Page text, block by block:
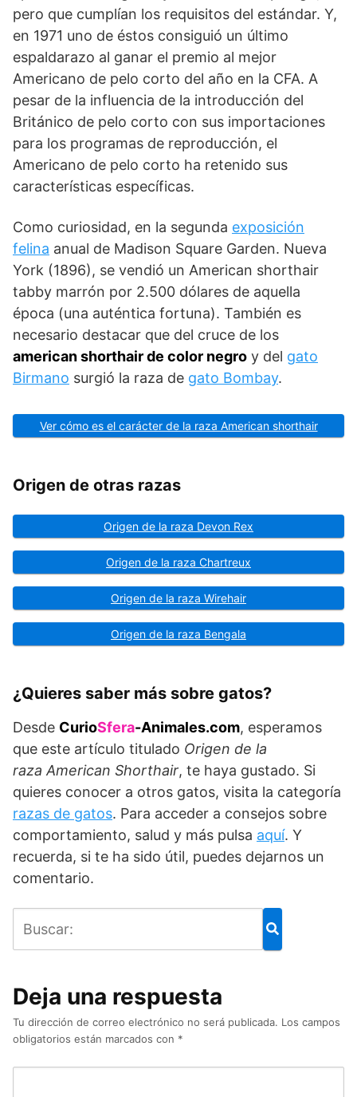
pero que cumplían los requisitos del estándar. Y,
en 1971 uno de éstos consiguió un último
espaldarazo al ganar el premio al mejor
Americano de pelo corto del año en la CFA. A
pesar de la influencia de la introducción del
Británico de pelo corto con sus importaciones
para los programas de reproducción, el
Americano de pelo corto ha retenido sus
características específicas.
Como curiosidad, en la segunda exposición
felina anual de Madison Square Garden. Nueva
York (1896), se vendió un American shorthair
tabby marrón por 2.500 dólares de aquella
época (una auténtica fortuna). También es
necesario destacar que del cruce de los
american shorthair de color negro y del gato
Birmano surgió la raza de gato Bombay.
Ver cómo es el carácter de la raza American shorthair
Origen de otras razas
Origen de la raza Devon Rex
Origen de la raza Chartreux
Origen de la raza Wirehair
Origen de la raza Bengala
¿Quieres saber más sobre gatos?
Desde CurioSfera-Animales.com, esperamos
que este artículo titulado Origen de la
raza American Shorthair, te haya gustado. Si
quieres conocer a otros gatos, visita la categoría
razas de gatos. Para acceder a consejos sobre
comportamiento, salud y más pulsa aquí. Y
recuerda, si te ha sido útil, puedes dejarnos un
comentario.
Deja una respuesta
Tu dirección de correo electrónico no será publicada. Los campos
obligatorios están marcados con *